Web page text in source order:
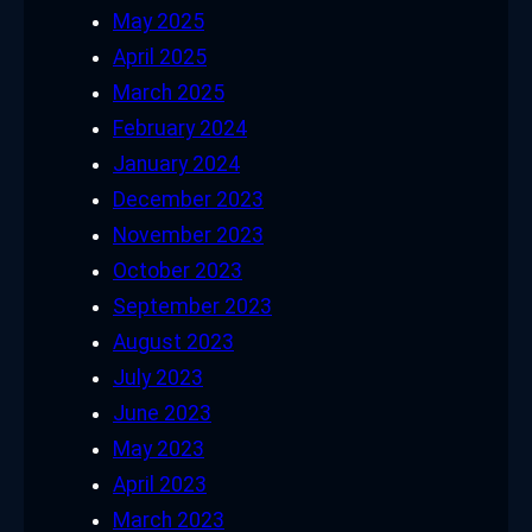
May 2025
April 2025
March 2025
February 2024
January 2024
December 2023
November 2023
October 2023
September 2023
August 2023
July 2023
June 2023
May 2023
April 2023
March 2023